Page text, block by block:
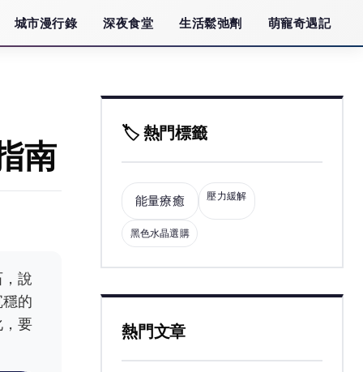
城市漫行錄 深夜食堂 生活鬆弛劑 萌寵奇遇記
南
說
的
要
🏷️ 熱門標籤
能量療癒 壓力緩解
黑色水晶選購
熱門文章